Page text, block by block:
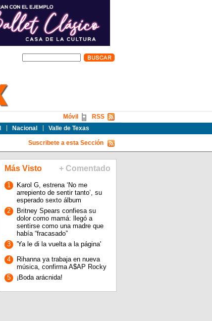
Nacional Valle de Texas
RSS
Móvil
Suscribete a esta Sección
Más Visto + Comentado
1
Karol G, estrena ‘No me
arrepiento de sentir tanto’, su
esperado sexto álbum
2
Britney Spears confiesa su
dolor como mamá: llegó a
sentirse como una madre que
había “fracasado”
3
'Ya le di la vuelta a la página'
4
Rihanna ya trabaja en nueva
música, confirma A$AP Rocky
5
¡Boda arácnida!